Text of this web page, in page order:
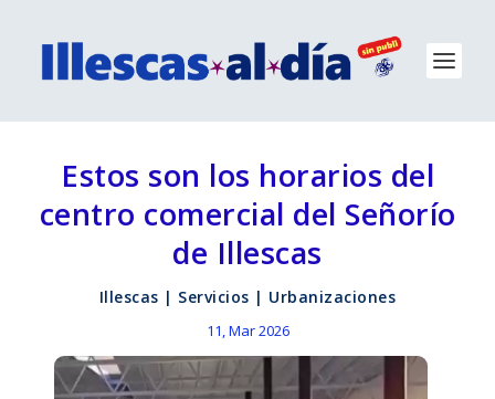
Estos son los horarios del
centro comercial del Señorío
de Illescas
Illescas | Servicios | Urbanizaciones
11, Mar 2026